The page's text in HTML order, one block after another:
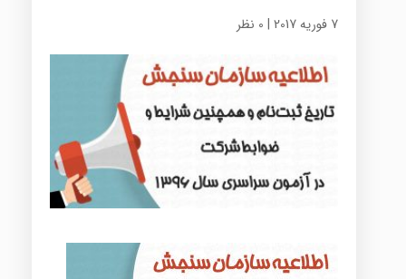
7 فوریه 2017 | 0 نظر